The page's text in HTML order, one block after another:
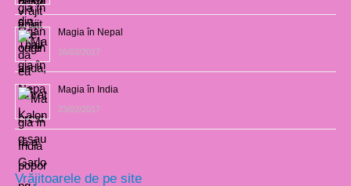
Magia în Nepal
26/02/2017
Magia în India
23/02/2017
Vrăjitoarele de pe site